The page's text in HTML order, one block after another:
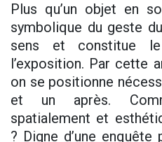
Plus qu’un objet en
symbolique du geste
sens et constitue
l’exposition. Par cette
on se positionne
et un après.
spatialement et
? Digne d’une enquête